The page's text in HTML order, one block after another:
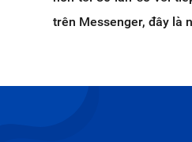
trên Messenger, đây là